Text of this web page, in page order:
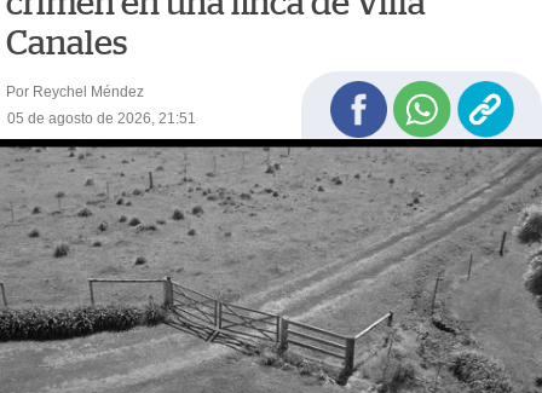
Canales
Por Reychel Méndez
05 de agosto de 2026, 21:51